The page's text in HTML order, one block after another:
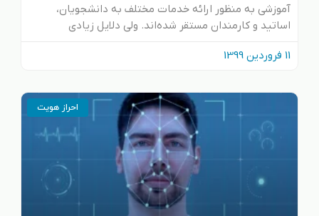
آموزشی به منظور ارائه خدمات مختلف به دانشجویان،
اساتید و کارمندان مستقر شده‌اند. ولی دلایل زیادی
11 فروردین 1399
احراز هویت